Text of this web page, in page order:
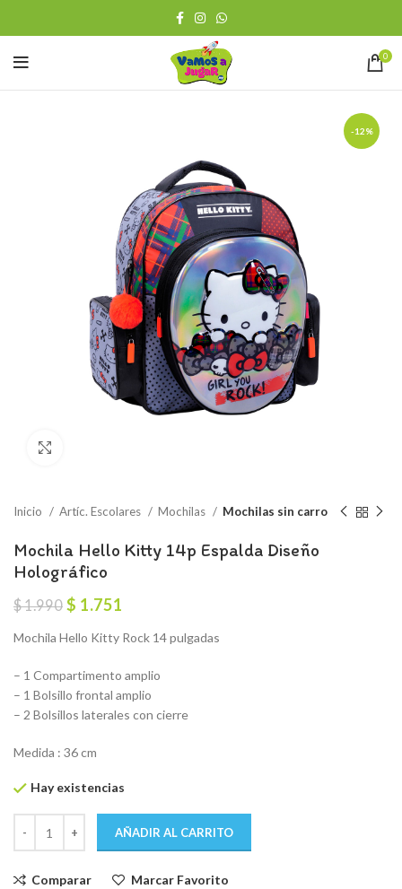
0
-12%
Inicio Artíc. Escolares Mochilas Mochilas sin carro
Mochila Hello Kitty 14p Espalda Diseño
Holográfico
$1.990 El
original
$ 1.990.
$ 1.751
actual
$ 1.751.
Mochila Hello Kitty Rock 14 pulgadas
– 1 Compartimento amplio
– 1 Bolsillo frontal amplio
– 2 Bolsillos laterales con cierre
Medida : 36 cm
Hay existencias
AÑADIR AL CARRITO
Comparar Marcar Favorito